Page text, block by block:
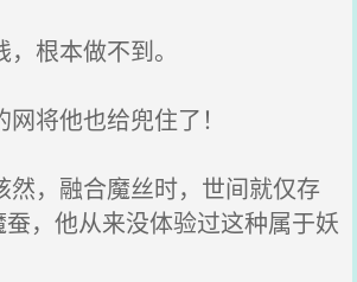
根本做不到。
将他也给兜住了！
，融合魔丝时，世间就仅存
，他从来没体验过这种属于妖